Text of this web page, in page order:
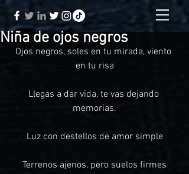
Niña de ojos negros
Ojos negros, soles en tu mirada, viento
en tu risa
Llegas a dar vida, te vas dejando
memorias.
Luz con destellos de amor simple
Terrenos ajenos, pero suelos firmes